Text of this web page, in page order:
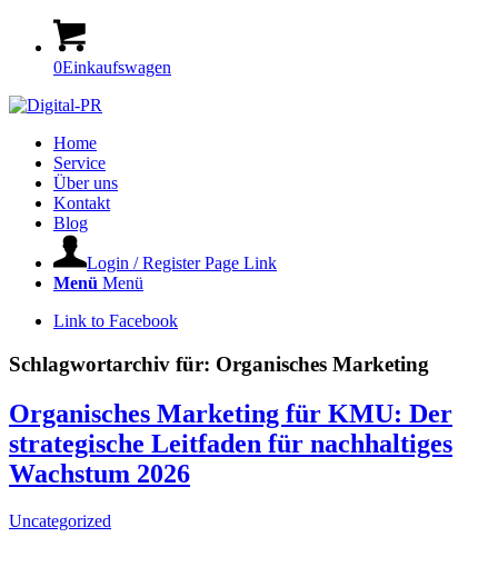
0Einkaufswagen
Home
Service
Über uns
Kontakt
Blog
Login / Register Page Link
Menü Menü
Link to Facebook
Schlagwortarchiv für: Organisches Marketing
Organisches Marketing für KMU: Der
strategische Leitfaden für nachhaltiges
Wachstum 2026
Uncategorized